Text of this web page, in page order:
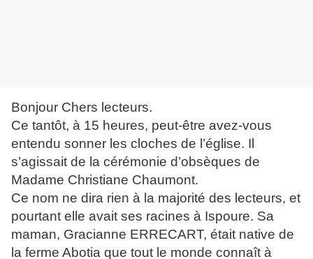
Bonjour Chers lecteurs.
Ce tantôt, à 15 heures, peut-être avez-vous
entendu sonner les cloches de l’église. Il
s’agissait de la cérémonie d’obsèques de
Madame Christiane Chaumont.
Ce nom ne dira rien à la majorité des lecteurs, et
pourtant elle avait ses racines à Ispoure. Sa
maman, Gracianne ERRECART, était native de
la ferme Abotia que tout le monde connaît à